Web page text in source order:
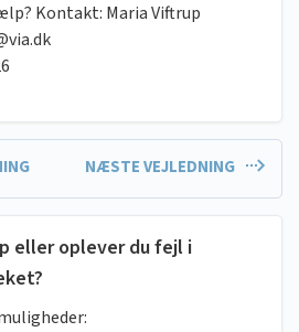
Kontakt: Maria Viftrup
NÆSTE VEJLEDNING
eller oplever du fejl i